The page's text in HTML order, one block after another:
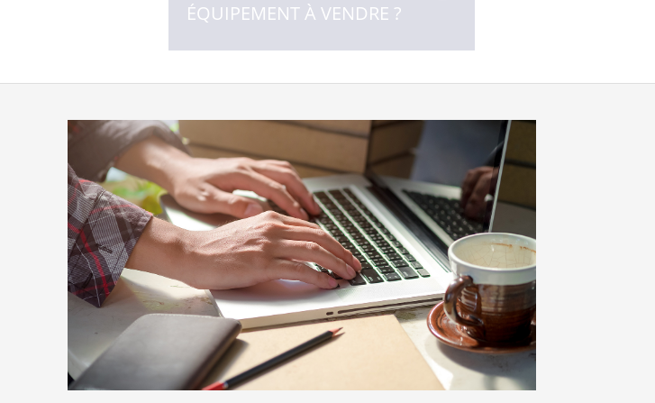
ÉQUIPEMENT À VENDRE ?